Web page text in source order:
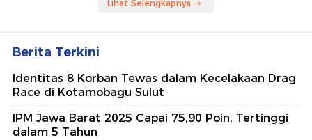
Lihat Selengkapnya
Berita Terkini
Identitas 8 Korban Tewas dalam Kecelakaan Drag
Race di Kotamobagu Sulut
IPM Jawa Barat 2025 Capai 75,90 Poin, Tertinggi
dalam 5 Tahun